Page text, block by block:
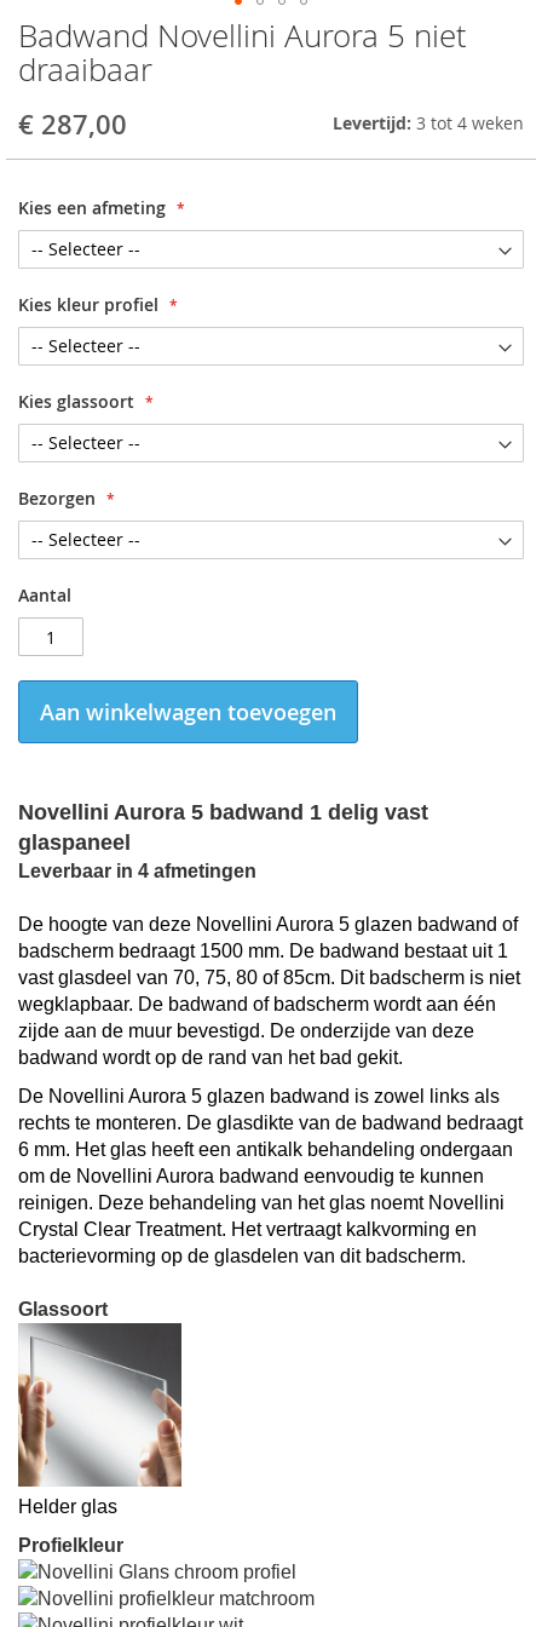
Badwand Novellini Aurora 5 niet
draaibaar
€ 287,00 Levertijd: 3 tot 4 weken
Kies een afmeting
Kies kleur profiel
Kies glassoort
Bezorgen
Aantal
Aan winkelwagen toevoegen
Novellini Aurora 5 badwand 1 delig vast
glaspaneel
Leverbaar in 4 afmetingen
De hoogte van deze Novellini Aurora 5 glazen badwand of
badscherm bedraagt 1500 mm. De badwand bestaat uit 1
vast glasdeel van 70, 75, 80 of 85cm. Dit badscherm is niet
wegklapbaar. De badwand of badscherm wordt aan één
zijde aan de muur bevestigd. De onderzijde van deze
badwand wordt op de rand van het bad gekit.
De Novellini Aurora 5 glazen badwand is zowel links als
rechts te monteren. De glasdikte van de badwand bedraagt
6 mm. Het glas heeft een antikalk behandeling ondergaan
om de Novellini Aurora badwand eenvoudig te kunnen
reinigen. Deze behandeling van het glas noemt Novellini
Crystal Clear Treatment. Het vertraagt kalkvorming en
bacterievorming op de glasdelen van dit badscherm.
Glassoort
Helder glas
Profielkleur
Skip
to
the
of
gallery